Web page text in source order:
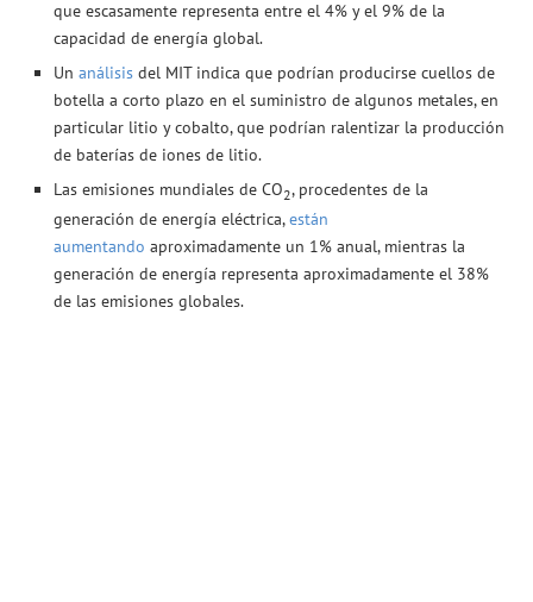
que escasamente representa entre el 4% y el 9% de la
capacidad de energía global.
Un análisis del MIT indica que podrían producirse cuellos de
botella a corto plazo en el suministro de algunos metales, en
particular litio y cobalto, que podrían ralentizar la producción
de baterías de iones de litio.
Las emisiones mundiales de CO2, procedentes de la
generación de energía eléctrica,están
aumentando aproximadamente un 1% anual, mientras la
generación de energía representa aproximadamente el 38%
de las emisiones globales.